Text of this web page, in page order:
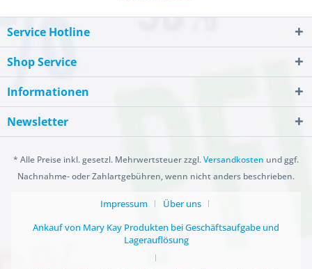
Service Hotline
Shop Service
Informationen
Newsletter
* Alle Preise inkl. gesetzl. Mehrwertsteuer zzgl.Versandkosten und ggf.
Nachnahme- oder Zahlartgebühren, wenn nicht anders beschrieben.
Impressum
Über uns
Ankauf von Mary Kay Produkten bei Geschäftsaufgabe und
Lagerauflösung